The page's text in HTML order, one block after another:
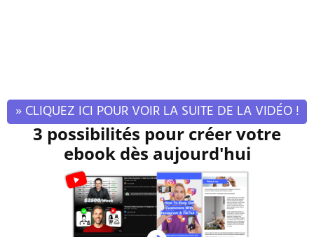
» CLIQUEZ ICI POUR VOIR LA SUITE DE LA VIDÉO !
3 possibilités pour créer votre
ebook dès aujourd'hui